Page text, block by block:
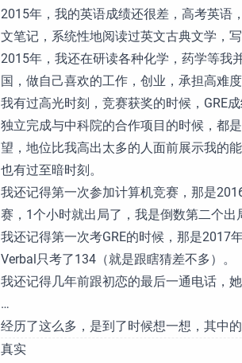
2015年，我的英语成绩还很差，高考英语
文笔记，系统性地阅读过英文古典文学，
2015年，我还在研读各种化学，药学等我
国，做自己喜欢的工作，创业，承担高难度
我有过高光时刻，竞赛获奖的时候，GRE
独立完成与中科院的合作项目的时候，都
望，地位比我高出太多的人面前展示我的
也有过至暗时刻。
我还记得第一次参加计算机竞赛，那是
赛，1个小时就出局了，我是倒数第二个出
我还记得第一次考GRE的时候，那是2017
Verbal只考了134（就是跟瞎猜差不多）。
我还记得几年前跟初恋的最后一通电话，
…
经历了这么多，是到了时候想一想，其中的
真实